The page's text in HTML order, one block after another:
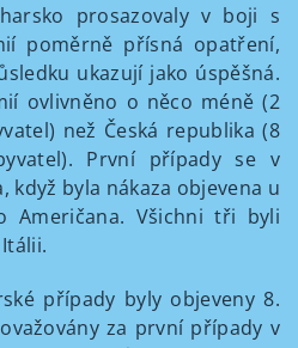
prosazovaly v boji s
poměrně přísná opatření,
ukazují jako úspěšná.
ovlivněno o něco méně (2
než Česká republika (8
První případy se v
když byla nákaza objevena u
Američana. Všichni tři byli
případy byly objeveny 8.
za první případy v